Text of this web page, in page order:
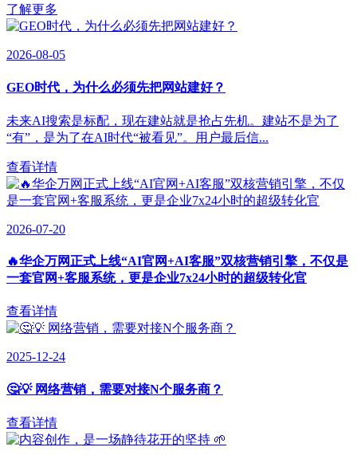
了解更多
2026-08-05
GEO时代，为什么必须先把网站建好？
未来AI搜索是标配，现在建站就是抢占先机。建站不是为了
“有”，是为了在AI时代“被看见”。用户最后信...
查看详情
2026-07-20
🔥华企万网正式上线“AI官网+AI客服”双核营销引擎，不仅是
一套官网+客服系统，更是企业7x24小时的超级转化官
查看详情
2025-12-24
🤔💡 网络营销，需要对接N个服务商？
查看详情